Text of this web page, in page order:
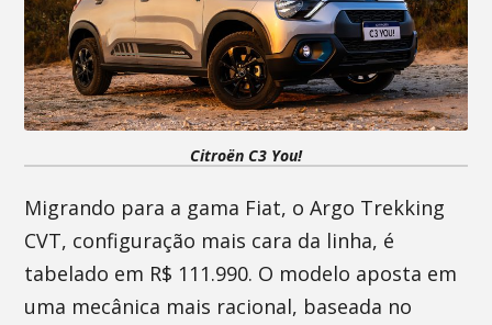
Citroën C3 You!
Migrando para a gama Fiat, o Argo Trekking
CVT, configuração mais cara da linha, é
tabelado em R$ 111.990. O modelo aposta em
uma mecânica mais racional, baseada no